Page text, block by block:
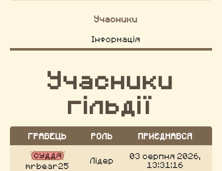
Учасники
Інформація
Учасники
гільдії
ГРАВЕЦЬ РОЛЬ ПРИЄДНАВСЯ
mrbear25
Лідер
03 серпня 2026,
13:31:16